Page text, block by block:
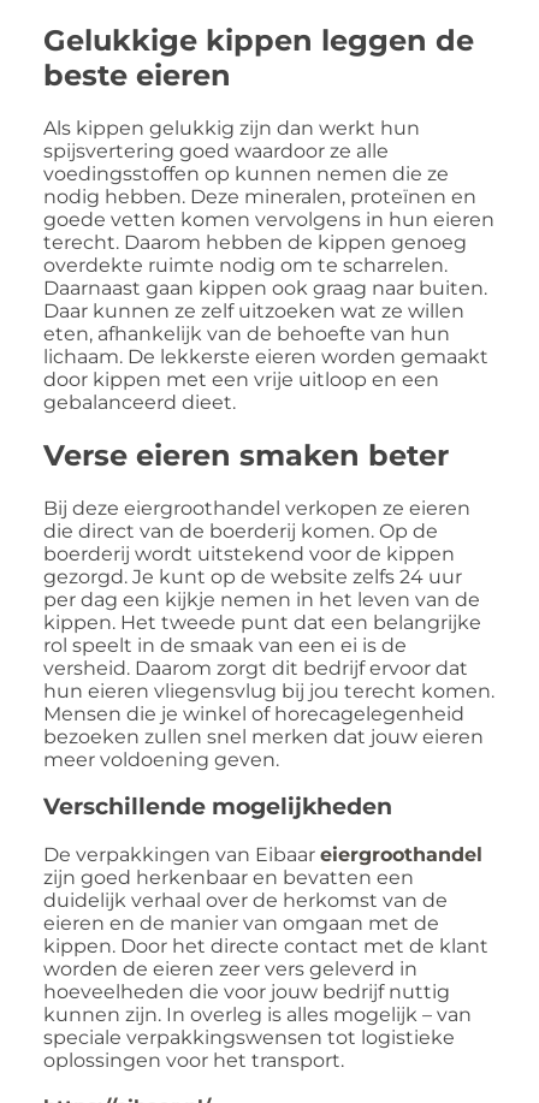
Gelukkige kippen leggen de
beste eieren
Als kippen gelukkig zijn dan werkt hun
spijsvertering goed waardoor ze alle
voedingsstoffen op kunnen nemen die ze
nodig hebben. Deze mineralen, proteïnen en
goede vetten komen vervolgens in hun eieren
terecht. Daarom hebben de kippen genoeg
overdekte ruimte nodig om te scharrelen.
Daarnaast gaan kippen ook graag naar buiten.
Daar kunnen ze zelf uitzoeken wat ze willen
eten, afhankelijk van de behoefte van hun
lichaam. De lekkerste eieren worden gemaakt
door kippen met een vrije uitloop en een
gebalanceerd dieet.
Verse eieren smaken beter
Bij deze eiergroothandel verkopen ze eieren
die direct van de boerderij komen. Op de
boerderij wordt uitstekend voor de kippen
gezorgd. Je kunt op de website zelfs 24 uur
per dag een kijkje nemen in het leven van de
kippen. Het tweede punt dat een belangrijke
rol speelt in de smaak van een ei is de
versheid. Daarom zorgt dit bedrijf ervoor dat
hun eieren vliegensvlug bij jou terecht komen.
Mensen die je winkel of horecagelegenheid
bezoeken zullen snel merken dat jouw eieren
meer voldoening geven.
Verschillende mogelijkheden
De verpakkingen van Eibaar eiergroothandel
zijn goed herkenbaar en bevatten een
duidelijk verhaal over de herkomst van de
eieren en de manier van omgaan met de
kippen. Door het directe contact met de klant
worden de eieren zeer vers geleverd in
hoeveelheden die voor jouw bedrijf nuttig
kunnen zijn. In overleg is alles mogelijk – van
speciale verpakkingswensen tot logistieke
oplossingen voor het transport.